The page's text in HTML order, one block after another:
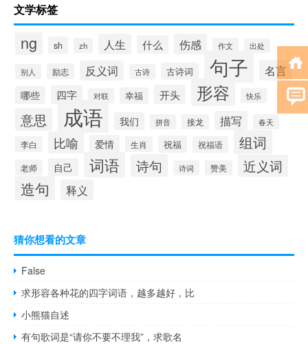
文学标签
ng sh zh 人生 什么 伤感 作文 出处
别人 励志 反义词 古诗 古诗词 句子 名言
哪些 四字 对联 幸福 开头 形容 快乐
意思 成语 我们 拼音 接龙 描写 春天
李白 比喻 爱情 生肖 祝福 祝福语 组词
老师 自己 词语 诗句 诗词 赞美 近义词
造句 释义
猜你想看的文章
False
求形容各种花的四字词语，越多越好，比
小熊猫自述
有句歌词是“请你不要不理我”，求歌名